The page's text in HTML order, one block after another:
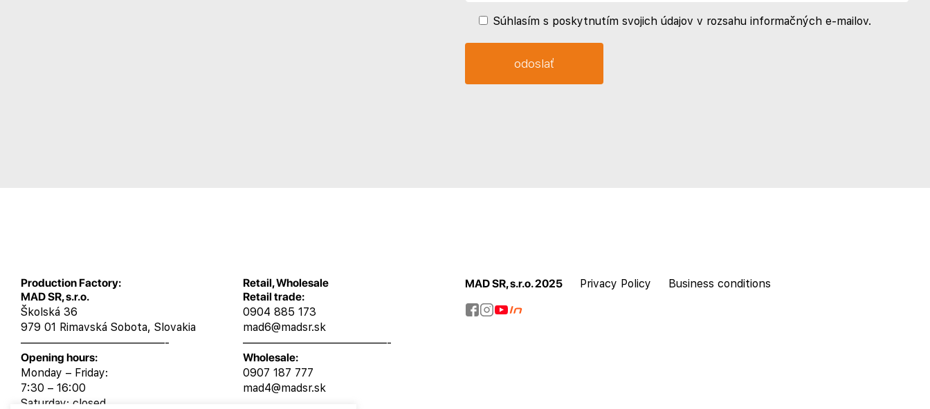
Súhlasím s poskytnutím svojich údajov v rozsahu informačných e-mailov.
Production Factory:
MAD SR, s.r.o.
Školská 36
979 01 Rimavská Sobota, Slovakia
—————————————-
Opening hours:
Monday – Friday:
7:30 – 16:00
Saturday: closed
Retail, Wholesale
Retail trade:
0904 885 173
mad6@madsr.sk
—————————————-
Wholesale:
0907 187 777
mad4@madsr.sk
MAD SR, s.r.o. 2025 Privacy Policy Business conditions